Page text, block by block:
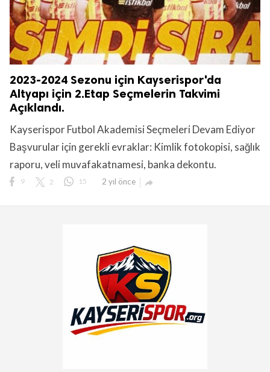
2023-2024 Sezonu için Kayserispor'da
Altyapı için 2.Etap Seçmelerin Takvimi
Açıklandı.
Kayserispor Futbol Akademisi Seçmeleri Devam Ediyor
Başvurular için gerekli evraklar: Kimlik fotokopisi, sağlık
raporu, veli muvafakatnamesi, banka dekontu.
9 2 15 2 yıl önce 